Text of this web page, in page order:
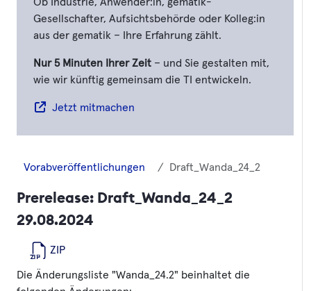
Gesellschafter, Aufsichtsbehörde oder Kolleg:in
aus der gematik – Ihre Erfahrung zählt.
Nur 5 Minuten Ihrer Zeit – und Sie gestalten mit,
wie wir künftig gemeinsam die TI entwickeln.
Jetzt mitmachen
Vorabveröffentlichungen Draft_Wanda_24_2
Prerelease: Draft_Wanda_24_2
29.08.2024
ZIP
Die Änderungsliste "Wanda_24.2" beinhaltet die